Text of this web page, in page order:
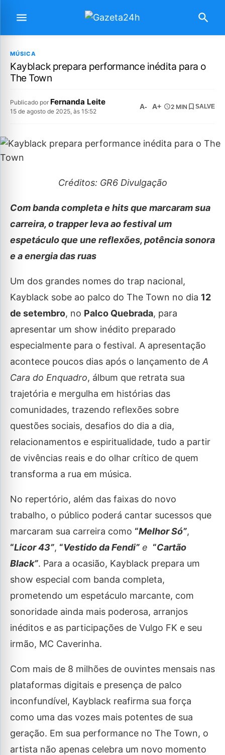
MÚSICA
Kayblack prepara performance inédita para o
The Town
Publicado por Fernanda Leite
15 de agosto de 2025, às 15:52
A- A+ 2 MIN SALVE
Créditos: GR6 Divulgação
Com banda completa e hits que marcaram sua
carreira, o trapper leva ao festival um
espetáculo que une reflexões, potência sonora
e a energia das ruas
Um dos grandes nomes do trap nacional,
Kayblack sobe ao palco do The Town no dia 12
de setembro, no Palco Quebrada, para
apresentar um show inédito preparado
especialmente para o festival. A apresentação
acontece poucos dias após o lançamento de A
Cara do Enquadro, álbum que retrata sua
trajetória e mergulha em histórias das
comunidades, trazendo reflexões sobre
questões sociais, desafios do dia a dia,
relacionamentos e espiritualidade, tudo a partir
de vivências reais e do olhar crítico de quem
transforma a rua em música.
No repertório, além das faixas do novo
trabalho, o público poderá cantar sucessos que
marcaram sua carreira como “Melhor Só”,
“Licor 43”, “Vestido da Fendi” e “Cartão
Black”. Para a ocasião, Kayblack prepara um
show especial com banda completa,
prometendo um espetáculo marcante, com
sonoridade ainda mais poderosa, arranjos
inéditos e as participações de Vulgo FK e seu
irmão, MC Caverinha.
Com mais de 8 milhões de ouvintes mensais nas
plataformas digitais e presença de palco
inconfundível, Kayblack reafirma sua força
como uma das vozes mais potentes de sua
geração. Em sua performance no The Town, o
artista não apenas celebra um novo momento